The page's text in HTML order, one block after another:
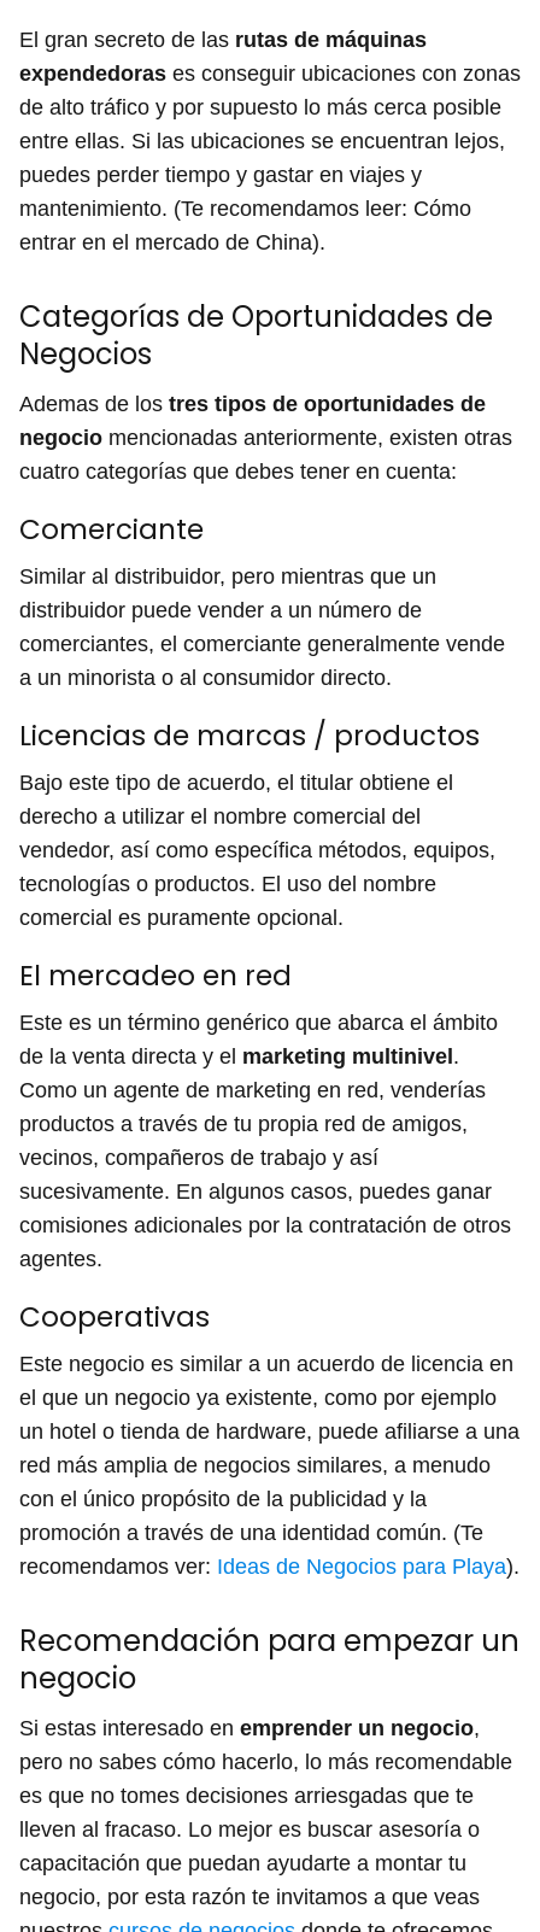
El gran secreto de las rutas de máquinas
expendedoras es conseguir ubicaciones con zonas
de alto tráfico y por supuesto lo más cerca posible
entre ellas. Si las ubicaciones se encuentran lejos,
puedes perder tiempo y gastar en viajes y
mantenimiento. (Te recomendamos leer: Cómo
entrar en el mercado de China).
Categorías de Oportunidades de
Negocios
Ademas de los tres tipos de oportunidades de
negocio mencionadas anteriormente, existen otras
cuatro categorías que debes tener en cuenta:
Comerciante
Similar al distribuidor, pero mientras que un
distribuidor puede vender a un número de
comerciantes, el comerciante generalmente vende
a un minorista o al consumidor directo.
Licencias de marcas / productos
Bajo este tipo de acuerdo, el titular obtiene el
derecho a utilizar el nombre comercial del
vendedor, así como específica métodos, equipos,
tecnologías o productos. El uso del nombre
comercial es puramente opcional.
El mercadeo en red
Este es un término genérico que abarca el ámbito
de la venta directa y el marketing multinivel.
Como un agente de marketing en red, venderías
productos a través de tu propia red de amigos,
vecinos, compañeros de trabajo y así
sucesivamente. En algunos casos, puedes ganar
comisiones adicionales por la contratación de otros
agentes.
Cooperativas
Este negocio es similar a un acuerdo de licencia en
el que un negocio ya existente, como por ejemplo
un hotel o tienda de hardware, puede afiliarse a una
red más amplia de negocios similares, a menudo
con el único propósito de la publicidad y la
promoción a través de una identidad común. (Te
recomendamos ver: Ideas de Negocios para Playa).
Recomendación para empezar un
negocio
Si estas interesado en emprender un negocio,
pero no sabes cómo hacerlo, lo más recomendable
es que no tomes decisiones arriesgadas que te
lleven al fracaso. Lo mejor es buscar asesoría o
capacitación que puedan ayudarte a montar tu
negocio, por esta razón te invitamos a que veas